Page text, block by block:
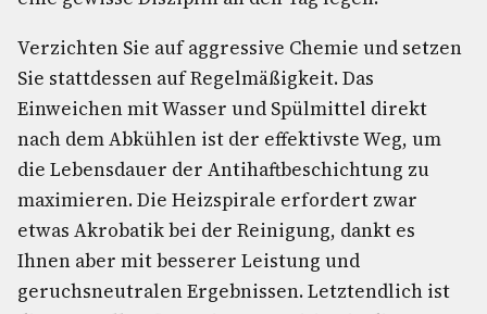
Verzichten Sie auf aggressive Chemie und setzen
Sie stattdessen auf Regelmäßigkeit. Das
Einweichen mit Wasser und Spülmittel direkt
nach dem Abkühlen ist der effektivste Weg, um
die Lebensdauer der Antihaftbeschichtung zu
maximieren. Die Heizspirale erfordert zwar
etwas Akrobatik bei der Reinigung, dankt es
Ihnen aber mit besserer Leistung und
geruchsneutralen Ergebnissen. Letztendlich ist